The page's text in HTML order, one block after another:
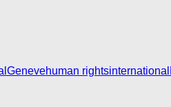
Genevehuman rightsinternational